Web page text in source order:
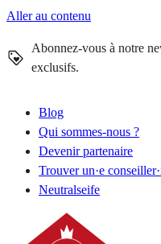
Aller au contenu
Abonnez-vous à notre
exclusifs.
Blog
Qui sommes-nous ?
Devenir partenaire
Trouver un·e
Neutralseife